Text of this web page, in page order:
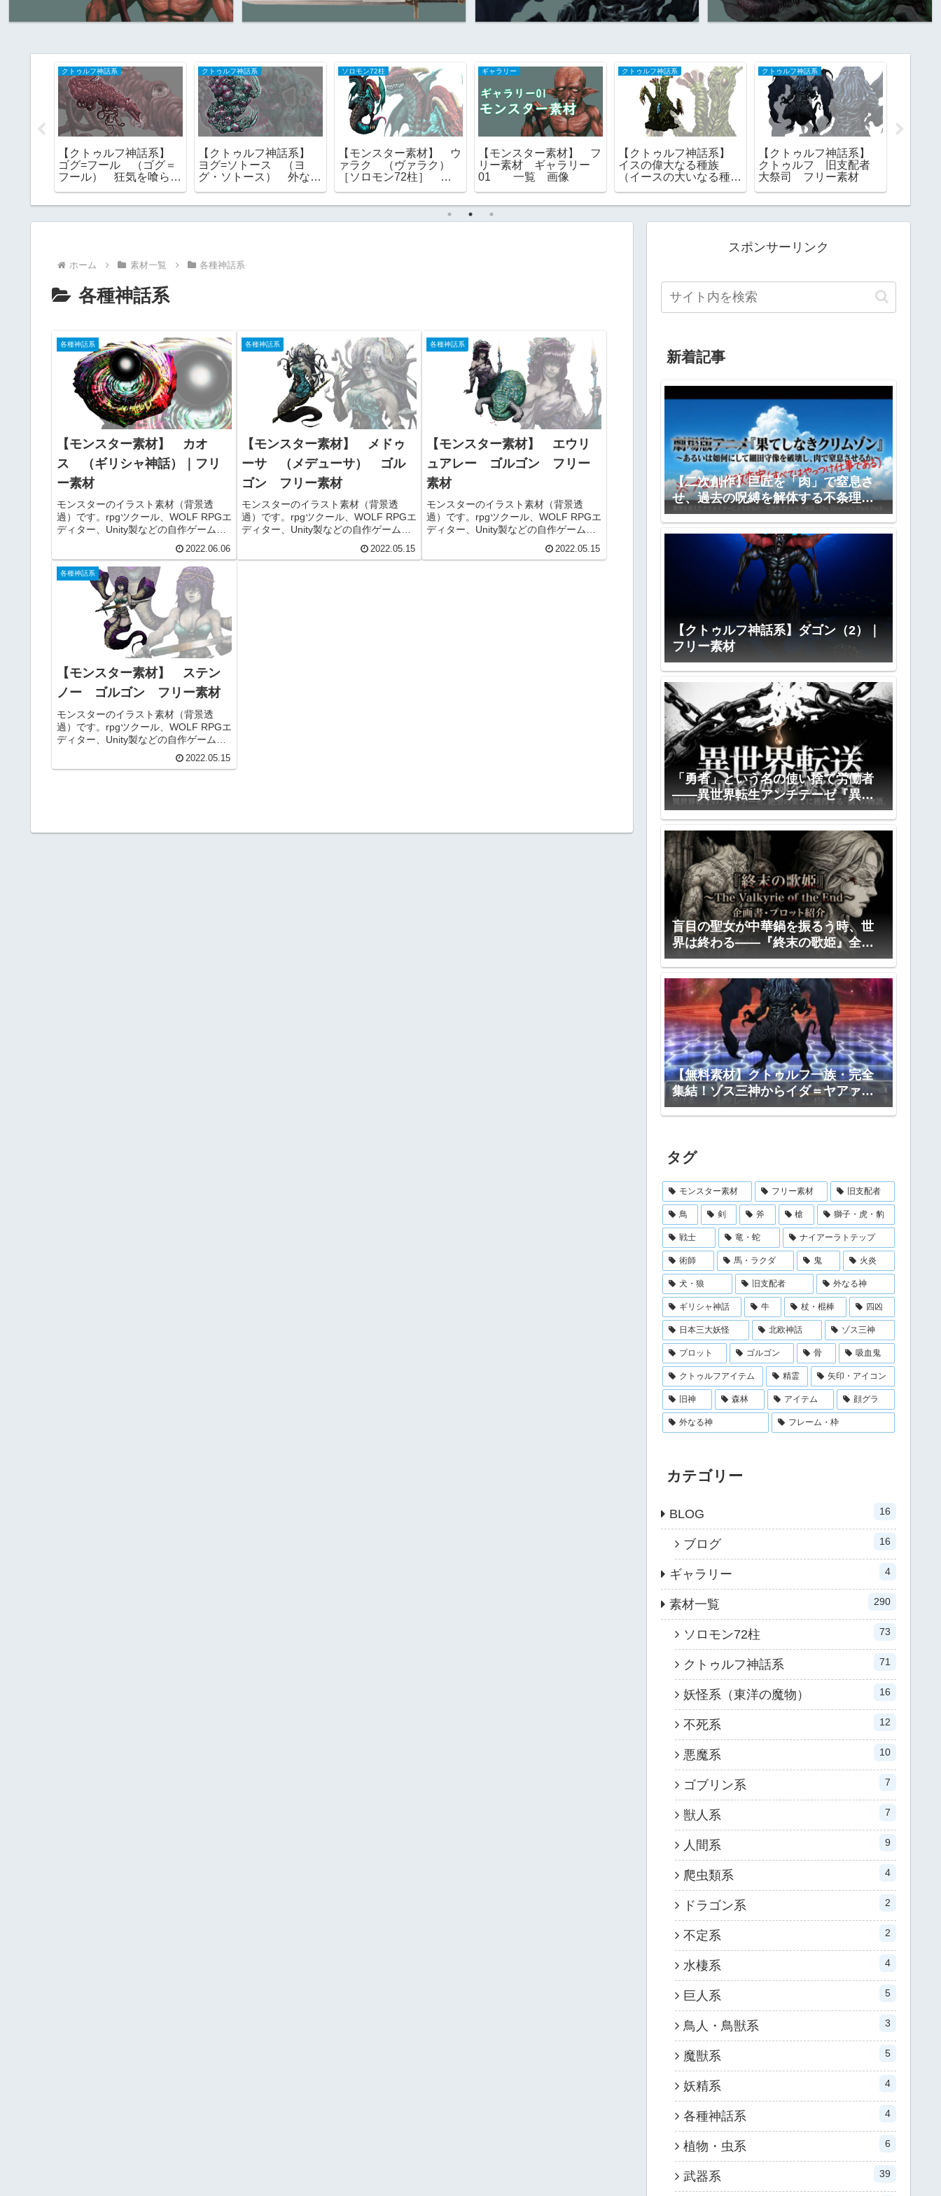
クトゥルフ神話系
【クトゥルフ神話系】
ゴグ=フール （ゴグ＝
フール） 狂気を喰らう
クトゥルフ神話系
【クトゥルフ神話系】
ヨグ=ソトース （ヨ
グ・ソトース） 外なる
ソロモン72柱
【モンスター素材】 ウ
ァラク （ヴァラク）
［ソロモン72柱］ 総
ギャラリー
【モンスター素材】 フ
リー素材 ギャラリー
01 一覧 画像
クトゥルフ神話系
【クトゥルフ神話系】
イスの偉大なる種族
（イースの大いなる種
クトゥルフ神話系
【クトゥルフ神話系】
クトゥルフ 旧支配者
大祭司 フリー素材
ホーム 素材一覧 各種神話系
各種神話系
各種神話系
【モンスター素材】 カオ
ス （ギリシャ神話）｜フリ
ー素材
モンスターのイラスト素材（背景透
過）です。rpgツクール、WOLF RPGエ
ディター、Unity製などの自作ゲーム
や、配信用動画（ニコニコ動画、
youtubeなど）コンテンツ、TRPGのセ
ッションなどでお使いいただけます。
商用利用可能です。
2022.06.06
各種神話系
【モンスター素材】 メドゥ
ーサ （メデューサ） ゴル
ゴン フリー素材
モンスターのイラスト素材（背景透
過）です。rpgツクール、WOLF RPGエ
ディター、Unity製などの自作ゲーム
や、配信用動画（ニコニコ動画、
youtubeなど）コンテンツ、TRPGのセ
2022.05.15
各種神話系
【モンスター素材】 エウリ
ュアレー ゴルゴン フリー
素材
モンスターのイラスト素材（背景透
過）です。rpgツクール、WOLF RPGエ
ディター、Unity製などの自作ゲーム
や、配信用動画（ニコニコ動画、
youtubeなど）コンテンツ、TRPGのセ
2022.05.15
各種神話系
【モンスター素材】 ステン
ノー ゴルゴン フリー素材
モンスターのイラスト素材（背景透
過）です。rpgツクール、WOLF RPGエ
ディター、Unity製などの自作ゲーム
や、配信用動画（ニコニコ動画、
youtubeなど）コンテンツ、TRPGのセ
2022.05.15
スポンサーリンク
新着記事
【二次創作】巨匠を「肉」で窒息さ
せ、過去の呪縛を解体する不条理劇
―『果てしなきクリムゾン』全プロ
ット公開
【クトゥルフ神話系】ダゴン（2）｜
フリー素材
「勇者」という名の使い捨て労働者
――異世界転生アンチテーゼ『異世
界転送』全プロット公開
盲目の聖女が中華鍋を振るう時、世
界は終わる――『終末の歌姫』全プ
ロット公開
【無料素材】クトゥルフ一族・完全
集結！ゾス三神からイダ＝ヤアァ、
インスマス面まで網羅｜RPGツクー
タグ
モンスター素材 フリー素材 旧支配者
鳥 剣 斧 槍 獅子・虎・豹
戦士 竜・蛇 ナイアーラトテップ
術師 馬・ラクダ 鬼 火炎
犬・狼 旧支配者 外なる神
ギリシャ神話 牛 杖・棍棒 四凶
日本三大妖怪 北欧神話 ゾス三神
プロット ゴルゴン 骨 吸血鬼
クトゥルフアイテム 精霊 矢印・アイコン
旧神 森林 アイテム 顔グラ
外なる神 フレーム・枠
カテゴリー
BLOG 16
ブログ 16
ギャラリー 4
素材一覧 290
ソロモン72柱 73
クトゥルフ神話系 71
妖怪系（東洋の魔物） 16
不死系 12
悪魔系 10
ゴブリン系 7
獣人系 7
人間系 9
爬虫類系 4
ドラゴン系 2
不定系 2
水棲系 4
巨人系 5
鳥人・鳥獣系 3
魔獣系 5
妖精系 4
各種神話系 4
植物・虫系 6
武器系 39